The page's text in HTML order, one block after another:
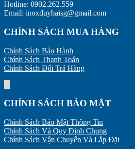
Hotline: 0902.262.559
Email: inoxduyhaisg@gmail.com
CHÍNH SÁCH MUA HÀNG
Chính Sách Bảo Hành
Chính Sách Thanh Toán
Chính Sách Đổi Trả Hàng
CHÍNH SÁCH BẢO MẬT
Chính Sách Bảo Mật Thông Tin
Chính Sách Và Quy Định Chung
Chính Sách Vận Chuyển Và Lắp Đặt